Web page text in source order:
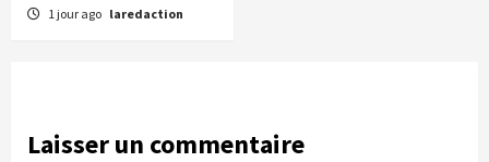
1 jour ago laredaction
Laisser un commentaire